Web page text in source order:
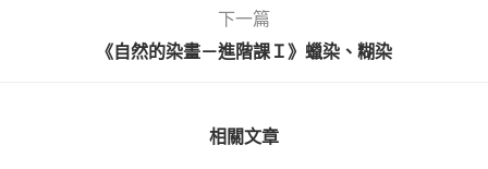
下一篇
《自然的染畫－進階課Ｉ》蠟染、糊染
相關文章